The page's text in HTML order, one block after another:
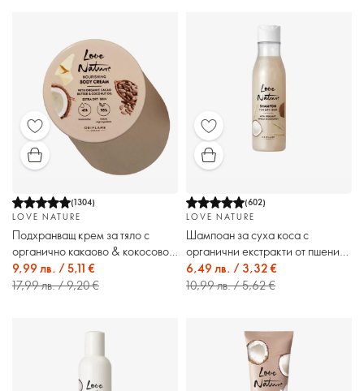
(1304)
LOVE NATURE
Подхранващ крем за тяло с
органично какаово & кокосово
масло Love Nature
9,99 лв. / 5,11 €
17,99 лв. / 9,20 €
(602)
LOVE NATURE
Шампоан за суха коса с
органични екстракти от пшеница
& кокос Love Nature
6,49 лв. / 3,32 €
10,99 лв. / 5,62 €